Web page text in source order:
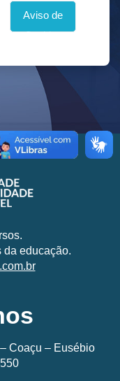
Aviso de
da educação.
Coaçu – Eusébio